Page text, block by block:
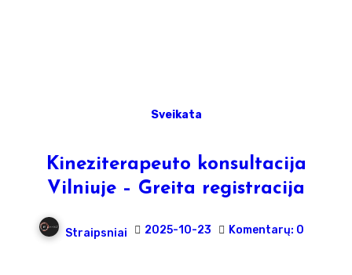
Sveikata
Kineziterapeuto konsultacija
Vilniuje – Greita registracija
Straipsniai 2025-10-23 Komentarų: 0